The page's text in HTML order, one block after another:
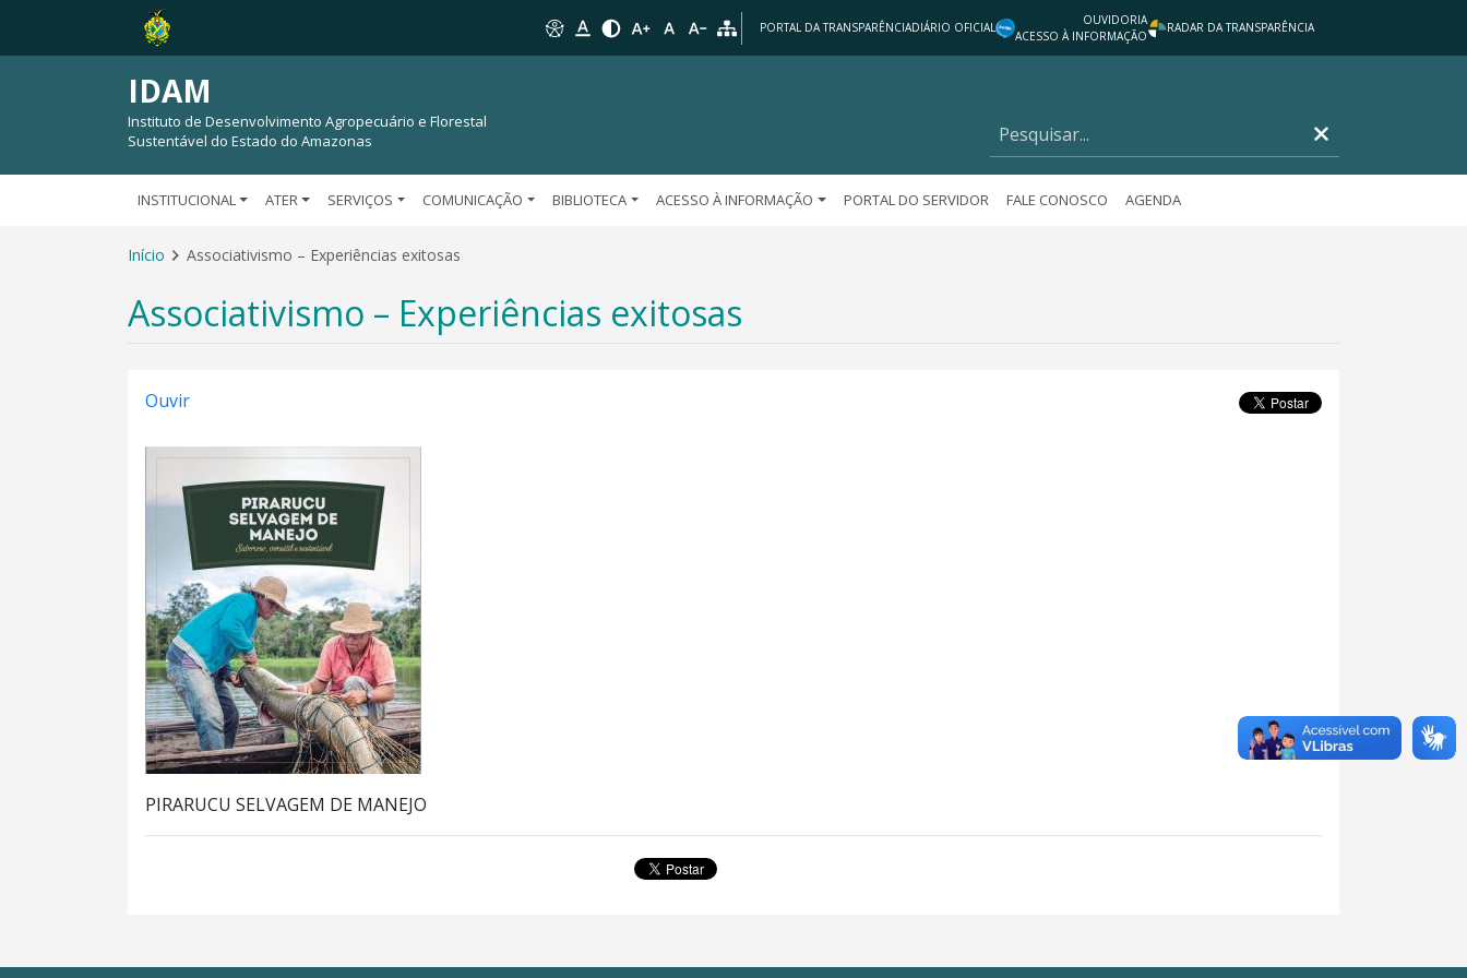
PORTAL DA TRANSPARÊNCIADIÁRIO OFICIAL
OUVIDORIA
ACESSO À INFORMAÇÃO
RADAR DA TRANSPARÊNCIA
IDAM
Instituto de Desenvolvimento Agropecuário e Florestal
Sustentável do Estado do Amazonas
INSTITUCIONAL ATER SERVIÇOS COMUNICAÇÃO BIBLIOTECA ACESSO À INFORMAÇÃO PORTAL DO SERVIDOR FALE CONOSCO AGENDA
Início Associativismo – Experiências exitosas
Associativismo – Experiências exitosas
Ouvir
PIRARUCU SELVAGEM DE MANEJO